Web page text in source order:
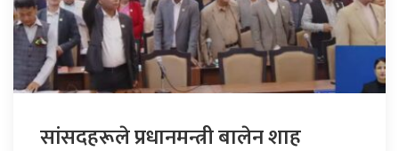
सांसदहरूले प्रधानमन्त्री बालेन शाह